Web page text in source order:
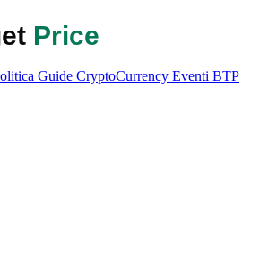
Guide CryptoCurrency Eventi BTP